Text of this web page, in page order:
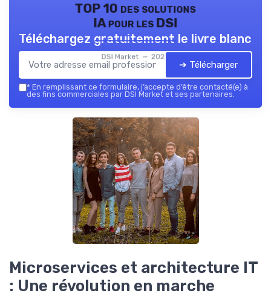
TOP 10 des solutions
IA pour les DSI
DSI Market — 2026
Téléchargez gratuitement le livre blanc
➔ Télécharger
* En remplissant ce formulaire, j’accepte d’être contacté(e) à
des fins commerciales par DSI Market et ses partenaires.
Microservices et architecture IT
: Une révolution en marche